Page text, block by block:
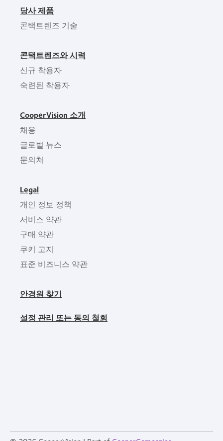
당사 제품
콘택트렌즈 기술
콘택트렌즈와 시력
신규 착용자
숙련된 착용자
CooperVision 소개
채용
글로벌 뉴스
문의처
Legal
개인 정보 정책
서비스 약관
구매 약관
쿠키 고지
표준 비즈니스 약관
안경원 찾기
설정 관리 또는 동의 철회